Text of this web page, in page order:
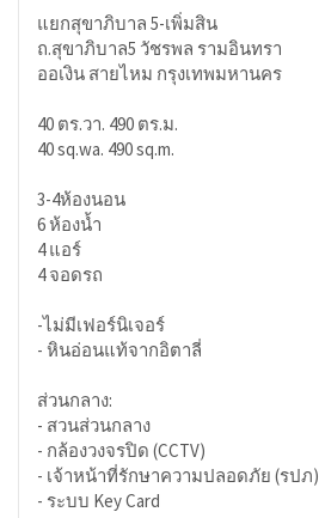
แยกสุขาภิบาล 5-เพิ่มสิน
ถ.สุขาภิบาล​5​ วัชรพล รามอินทรา
ออเงิน สายไหม กรุงเทพมหานคร
40 ตร.วา. 490 ตร.ม.
40 sq.wa. 490 sq.m.
3-4ห้องนอน
6 ห้องน้ำ
4 แอร์
4 จอดรถ
-ไม่มีเฟอร์นิเจอร์
- หินอ่อนแท้จากอิตาลี่
ส่วนกลาง:
- สวนส่วนกลาง
- กล้องวงจรปิด (CCTV)
- เจ้าหน้าที่รักษาความปลอดภัย (รปภ)
- ระบบ Key Card